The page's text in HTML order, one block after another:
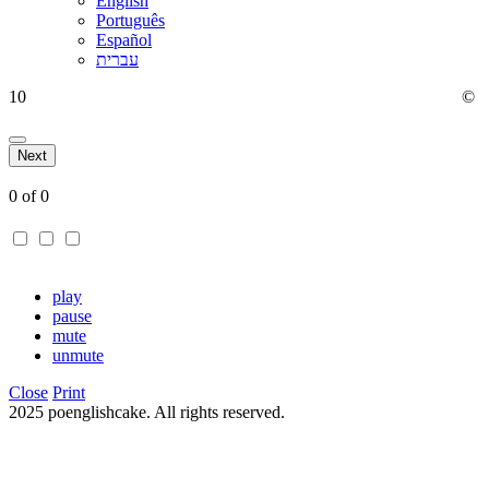
Português
Español
עברית
10
Next
0 of0
play
pause
mute
unmute
Close Print
©
2025 poenglishcake. All rights reserved.